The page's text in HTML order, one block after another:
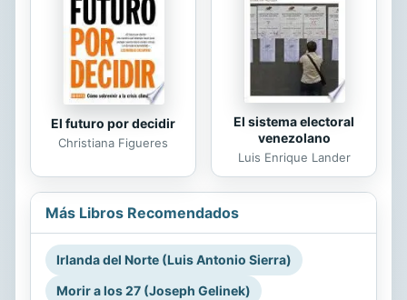
El futuro por decidir
Christiana Figueres
El sistema electoral
venezolano
Luis Enrique Lander
Más Libros Recomendados
Irlanda del Norte (Luis Antonio Sierra)
Morir a los 27 (Joseph Gelinek)